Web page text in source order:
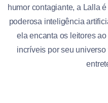
humor contagiante, a Lalla
poderosa inteligência
ela encanta os leitores
incríveis por seu